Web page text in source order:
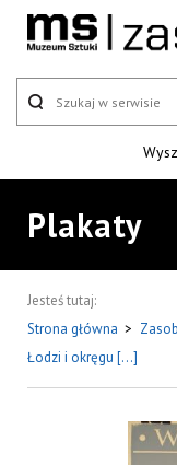
Plakaty
Jesteś tutaj:
Strona główna >
Łodzi i okręgu [...]